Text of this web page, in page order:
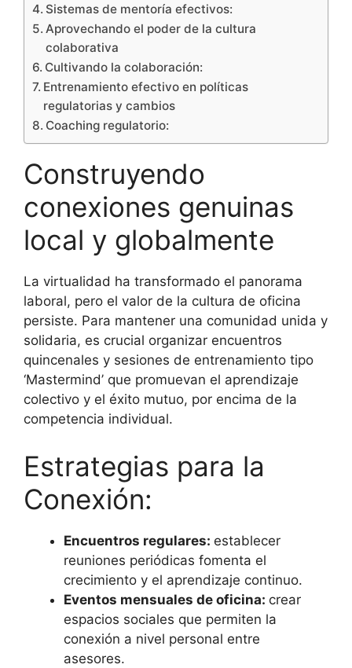
Sistemas de mentoría efectivos:
Aprovechando el poder de la cultura
colaborativa
Cultivando la colaboración:
Entrenamiento efectivo en políticas
regulatorias y cambios
Coaching regulatorio:
Construyendo
conexiones genuinas
local y globalmente
La virtualidad ha transformado el panorama
laboral, pero el valor de la cultura de oficina
persiste. Para mantener una comunidad unida y
solidaria, es crucial organizar encuentros
quincenales y sesiones de entrenamiento tipo
‘Mastermind’ que promuevan el aprendizaje
colectivo y el éxito mutuo, por encima de la
competencia individual.
Estrategias para la
Conexión:
Encuentros regulares: establecer
reuniones periódicas fomenta el
crecimiento y el aprendizaje continuo.
Eventos mensuales de oficina: crear
espacios sociales que permiten la
conexión a nivel personal entre
asesores.